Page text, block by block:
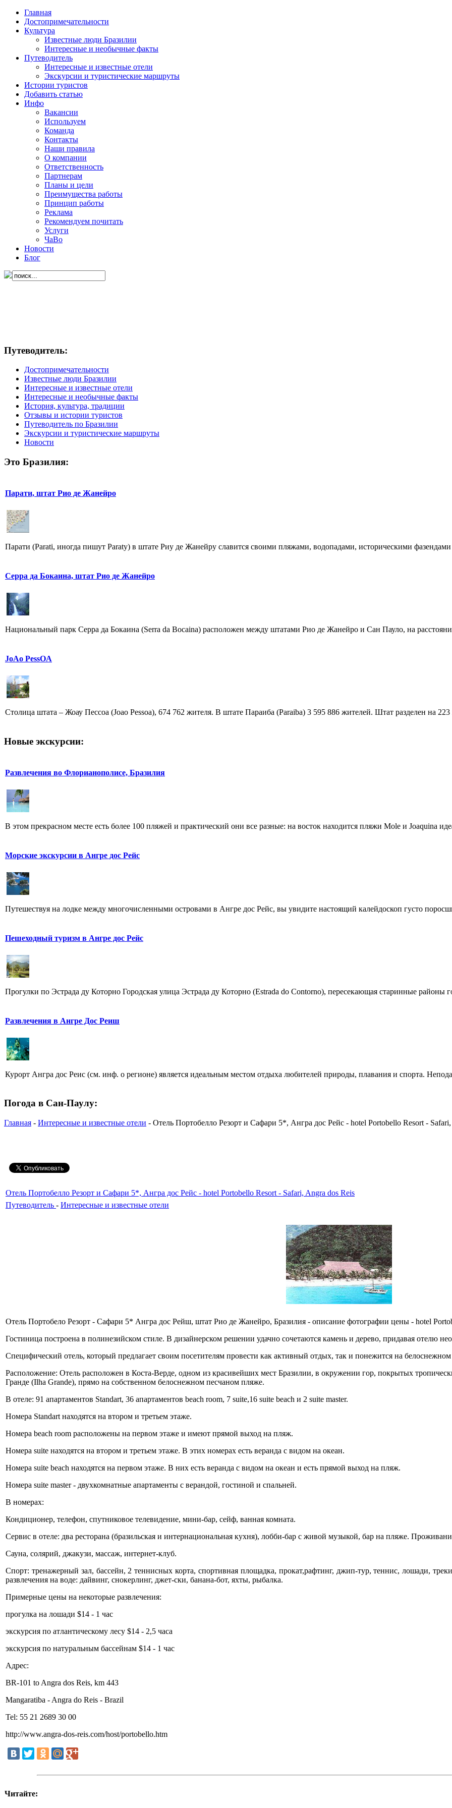
Главная
Достопримечательности
Культура
Известные люди Бразилии
Интересные и необычные факты
Путеводитель
Интересные и известные отели
Экскурсии и туристические маршруты
Истории туристов
Добавить статью
Инфо
Вакансии
Используем
Команда
Контакты
Наши правила
О компании
Ответственность
Партнерам
Планы и цели
Преимущества работы
Принцип работы
Реклама
Рекомендуем почитать
Услуги
ЧаВо
Новости
Блог
Путеводитель:
Достопримечательности
Известные люди Бразилии
Интересные и известные отели
Интересные и необычные факты
История, культура, традиции
Отзывы и истории туристов
Путеводитель по Бразилии
Экскурсии и туристические маршруты
Новости
Это Бразилия:
Парати, штат Рио де Жанейрo
Парати (Parati, иногда пишут Paraty) в штате Риу де Жанейру славится своими пляжами, водопадами, историческими фазендами
Серра да Бокаина, штат Рио де Жанейро
Национальный парк Серра да Бокаина (Serra da Bocaina) расположен между штатами Рио де Жанейро и Сан Пауло, на
JoAo PessOA
Столица штата – Жоау Пессоа (Joao Pessoa), 674 762 жителя. В штате Параиба (Paraiba) 3 595 886 жителей. Штат разделен на
Новые экскурсии:
Развлечения во Флорианополисе, Бразилия
В этом прекрасном месте есть более 100 пляжей и практический они все разные: на восток находится пляжи Molе и Joaquina
Морские экскурсии в Ангре дос Рейс
Путешествуя на лодке между многочисленными островами в Ангре дос Рейс, вы увидите настоящий калейдоскоп густо
Пешеходный туризм в Ангрe дос Рейс
Прогулки по Эстрада ду Которно Городская улица Эстрада ду Которно (Estrada do Contorno), пересекающая старинные районы
Развлечения в Ангре Дос Реиш
Курорт Ангра дос Реис (см. инф. о регионе) является идеальным местом отдыха любителей природы, плавания и спорта.
Погода в Сан-Паулу:
Главная - Интересные и известные отели - Отель Портобелло Резорт и Сафари 5*, Ангра дос Рейс - hotel Portobello Resort -
Отель Портобелло Резорт и Сафари 5*, Ангра дос Рейс - hotel Portobello Resort - Safari, Angra dos Reis
Путеводитель - Интересные и известные отели
Отель Портобело Резорт - Сафари 5* Ангра дос Рейш, штат Рио де Жанейро, Бразилия - описание фотографии цены - hotel
Гостиница построена в полинезийском стиле. В дизайнерском решении удачно сочетаются камень и дерево, придавая отелю
Специфический отель, который предлагает своим посетителям провести как активный отдых, так и понежится на
Расположение: Отель расположен в Коста-Верде, одном из красивейших мест Бразилии, в окружении гор, покрытых
Гранде (Ilha Grande), прямо на собственном белоснежном песчаном пляже.
В отеле: 91 апартаментов Standart, 36 апартаментов beach room, 7 suite,16 suite beach и 2 suite master.
Номера Standart находятся на втором и третьем этаже.
Номера beach room расположены на первом этаже и имеют прямой выход на пляж.
Номера suite находятся на втором и третьем этаже. В этих номерах есть веранда с видом на океан.
Номера suite beach находятся на первом этаже. В них есть веранда с видом на океан и есть прямой выход на пляж.
Номера suite master - двухкомнатные апартаменты с верандой, гостиной и спальней.
В номерах:
Кондиционер, телефон, спутниковое телевидение, мини-бар, сейф, ванная комната.
Сервис в отеле: два ресторана (бразильская и интернациональная кухня), лобби-бар с живой музыкой, бар на пляже.
Cауна, солярий, джакузи, массаж, интернет-клуб.
Спорт: тренажерный зал, бассейн, 2 теннисных корта, спортивная площадка, прокат,рафтинг, джип-тур, теннис, лошади,
развлечения на воде: дайвинг, снокерлинг, джет-ски, банана-бот, яхты, рыбалка.
Примерные цены на некоторые развлечения:
прогулка на лошади $14 - 1 час
экскурсия по атлантическому лесу $14 - 2,5 часа
экскурсия по натуральным бассейнам $14 - 1 час
Адрес:
BR-101 to Angra dos Reis, km 443
Mangaratiba - Angra do Reis - Brazil
Tel: 55 21 2689 30 00
http://www.angra-dos-reis.com/host/portobello.htm
Читайте: